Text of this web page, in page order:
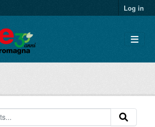
Log in